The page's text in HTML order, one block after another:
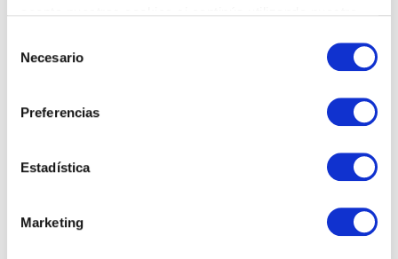
Necesario
Preferencias
Estadística
Marketing